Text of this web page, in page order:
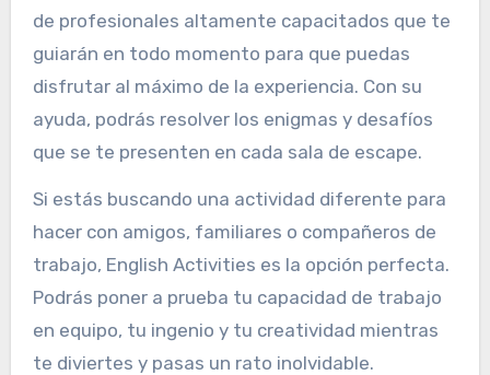
de profesionales altamente capacitados que te
guiarán en todo momento para que puedas
disfrutar al máximo de la experiencia. Con su
ayuda, podrás resolver los enigmas y desafíos
que se te presenten en cada sala de escape.
Si estás buscando una actividad diferente para
hacer con amigos, familiares o compañeros de
trabajo, English Activities es la opción perfecta.
Podrás poner a prueba tu capacidad de trabajo
en equipo, tu ingenio y tu creatividad mientras
te diviertes y pasas un rato inolvidable.